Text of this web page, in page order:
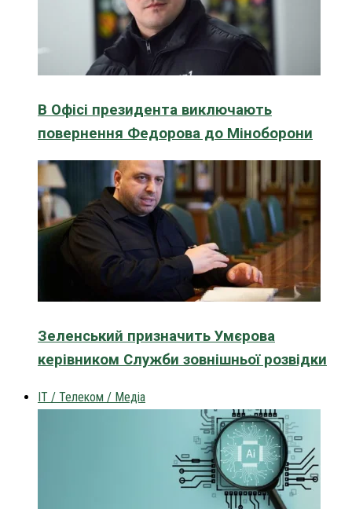
В Офісі президента виключають
повернення Федорова до Міноборони
Зеленський призначить Умєрова
керівником Служби зовнішньої розвідки
IT / Телеком / Медіа